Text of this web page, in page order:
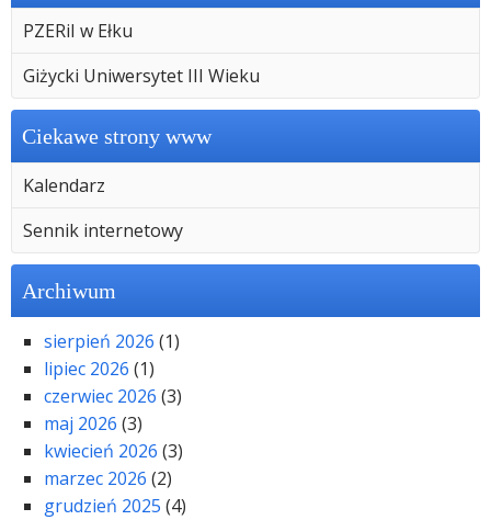
PZERiI w Ełku
Giżycki Uniwersytet III Wieku
Ciekawe strony www
Kalendarz
Sennik internetowy
Archiwum
sierpień 2026 (1)
lipiec 2026 (1)
czerwiec 2026 (3)
maj 2026 (3)
kwiecień 2026 (3)
marzec 2026 (2)
grudzień 2025 (4)